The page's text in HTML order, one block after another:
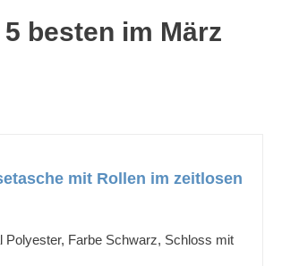
besten im März
mit Rollen im zeitlosen
Polyester, Farbe Schwarz, Schloss mit